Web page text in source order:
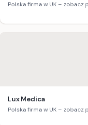
Polska firma w UK – zobacz
Lux Medica
Polska firma w UK – zobacz